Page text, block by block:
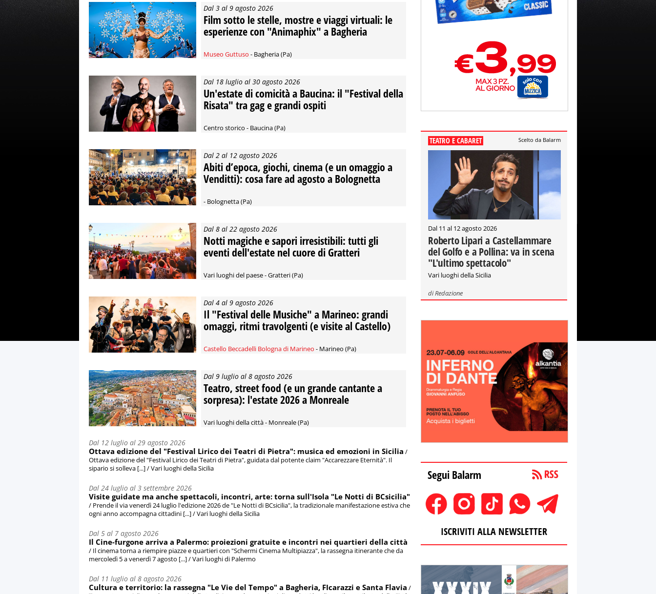
Dal 3 al 9 agosto 2026
Film sotto le stelle, mostre e viaggi virtuali: le
esperienze con "Animaphix" a Bagheria
Museo Guttuso - Bagheria (Pa)
Dal 18 luglio al 30 agosto 2026
Un'estate di comicità a Baucina: il "Festival della
Risata" tra gag e grandi ospiti
Centro storico - Baucina (Pa)
Dal 2 al 12 agosto 2026
Abiti d’epoca, giochi, cinema (e un omaggio a
Venditti): cosa fare ad agosto a Bolognetta
- Bolognetta (Pa)
Dal 8 al 22 agosto 2026
Notti magiche e sapori irresistibili: tutti gli
eventi dell'estate nel cuore di Gratteri
Vari luoghi del paese - Gratteri (Pa)
Dal 4 al 9 agosto 2026
Il "Festival delle Musiche" a Marineo: grandi
omaggi, ritmi travolgenti (e visite al Castello)
Castello Beccadelli Bologna di Marineo - Marineo (Pa)
Dal 9 luglio al 8 agosto 2026
Teatro, street food (e un grande cantante a
sorpresa): l'estate 2026 a Monreale
Vari luoghi della città - Monreale (Pa)
Dal 12 luglio al 29 agosto 2026
Ottava edizione del "Festival Lirico dei Teatri di Pietra": musica ed emozioni in Sicilia /
Ottava edizione del "Festival Lirico dei Teatri di Pietra", guidata dal potente claim "Accarezzare Eternità". Il
sipario si solleva [...] / Vari luoghi della Sicilia
Dal 24 luglio al 3 settembre 2026
Visite guidate ma anche spettacoli, incontri, arte: torna sull'Isola "Le Notti di BCsicilia"
/ Prende il via venerdì 24 luglio l'edizione 2026 de "Le Notti di BCsicilia", la tradizionale manifestazione estiva che
ogni anno accompagna cittadini [...] / Vari luoghi della Sicilia
Dal 5 al 7 agosto 2026
Il Cine-furgone arriva a Palermo: proiezioni gratuite e incontri nei quartieri della città
/ Il cinema torna a riempire piazze e quartieri con "Schermi Cinema Multipiazza", la rassegna itinerante che da
mercoledì 5 a venerdì 7 agosto [...] / Vari luoghi di Palermo
Dal 11 luglio al 8 agosto 2026
Cultura e territorio: la rassegna "Le Vie del Tempo" a Bagheria, FIcarazzi e Santa Flavia /
TEATRO E CABARET Scelto da Balarm
Dal 11 al 12 agosto 2026
Roberto Lipari a Castellammare
del Golfo e a Pollina: va in scena
"L'ultimo spettacolo"
Vari luoghi della Sicilia
diRedazione
Segui Balarm
ISCRIVITI ALLA NEWSLETTER